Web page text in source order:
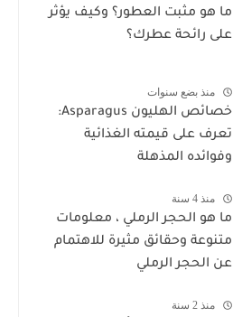
ما هو مثبت العطور؟ وكيف يؤثر
على رائحة عطرك؟
منذ بضع سنوات
خصائص الهليون Asparagus:
تعرف على قيمته الغذائية
وفوائده المذهلة
منذ 4 سنة
ما هو الحجر الرملي ، معلومات
متنوعة وحقائق مثيرة للاهتمام
عن الحجر الرملي
منذ 2 سنة